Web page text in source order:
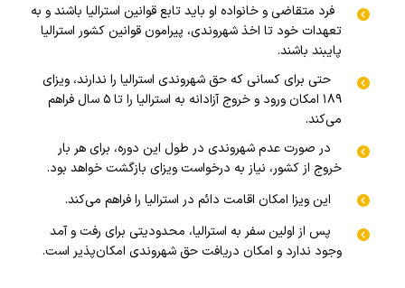
فرد متقاضی و خانواده او باید تابع قوانین استرالیا باشند و به
تعهدات خود تا اخذ شهروندی، پیرامون قوانین کشور استرالیا
پایبند باشند.
حتی برای کسانی که حق شهروندی استرالیا را ندارند، ویزای
۱۸۹ امکان ورود و خروج آزادانه به استرالیا را تا ۵ سال فراهم
می‌کند.
در صورت عدم شهروندی در طول این دوره، برای هر بار
خروج از کشور، نیاز به درخواست ویزای بازگشت خواهد بود.
این ویزا امکان اقامت دائم در استرالیا را فراهم می‌کند.
پس از اولین سفر به استرالیا، محدودیتی برای رفت و آمد
وجود ندارد و امکان دریافت حق شهروندی امکان‌پذیر است.